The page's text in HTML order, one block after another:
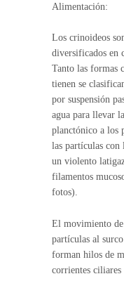
Alimentación:
Los crinoideos
diversificados en
Tanto las formas
tienen se
por suspensión
agua para llevar
planctónico a los
las partículas con
un violento
filamentos
fotos).
El movimiento de
partículas al
forman hilos de
corrientes ciliares